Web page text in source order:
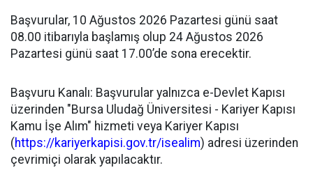
​Başvurular, 10 Ağustos 2026 Pazartesi günü saat
08.00 itibarıyla başlamış olup 24 Ağustos 2026
Pazartesi günü saat 17.00’de sona erecektir.
​Başvuru Kanalı: Başvurular yalnızca e-Devlet Kapısı
üzerinden "Bursa Uludağ Üniversitesi - Kariyer Kapısı
Kamu İşe Alım" hizmeti veya Kariyer Kapısı
(https://kariyerkapisi.gov.tr/isealim) adresi üzerinden
çevrimiçi olarak yapılacaktır.